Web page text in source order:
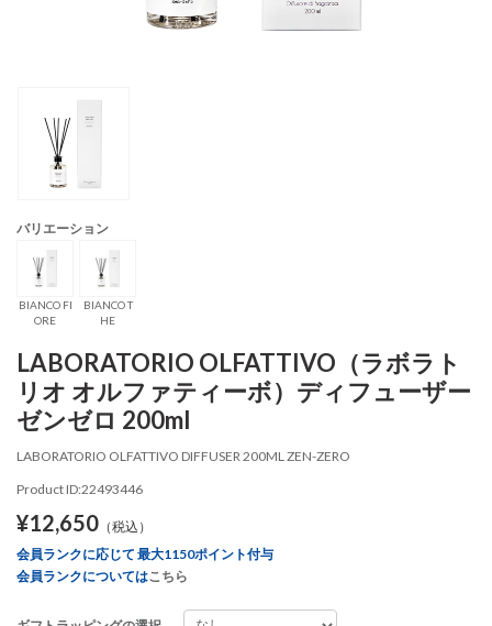
バリエーション
BIANCO FI
ORE
BIANCO T
HE
LABORATORIO OLFATTIVO（ラボラト
リオ オルファティーボ）ディフューザー
ゼンゼロ 200ml
LABORATORIO OLFATTIVO DIFFUSER 200ML ZEN-ZERO
Product ID:22493446
¥12,650 （税込）
会員ランクに応じて 最大1150ポイント付与
会員ランクについてはこちら